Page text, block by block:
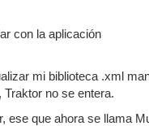
con la aplicación
mi biblioteca .xml
no se entera.
ese que ahora se llama